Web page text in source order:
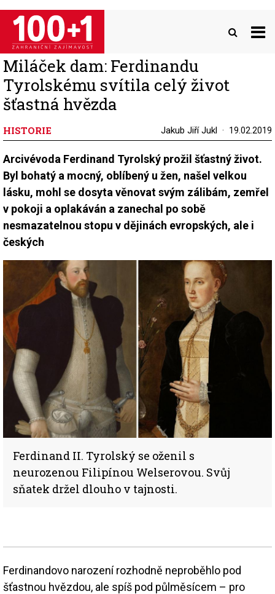
Přejít
hlavnímu
obsahu
Miláček dam: Ferdinandu
Tyrolskému svítila celý život
šťastná hvězda
HISTORIE Jakub Jiří Jukl 19.02.2019
Arcivévoda Ferdinand Tyrolský prožil šťastný život.
Byl bohatý a mocný, oblíbený u žen, našel velkou
lásku, mohl se dosyta věnovat svým zálibám, zemřel
v pokoji a oplakáván a zanechal po sobě
nesmazatelnou stopu v dějinách evropských, ale i
českých
Ferdinand II. Tyrolský se oženil s
neurozenou Filipínou Welserovou. Svůj
sňatek držel dlouho v tajnosti.
Ferdinandovo narození rozhodně neproběhlo pod
šťastnou hvězdou, ale spíš pod půlměsícem – pro